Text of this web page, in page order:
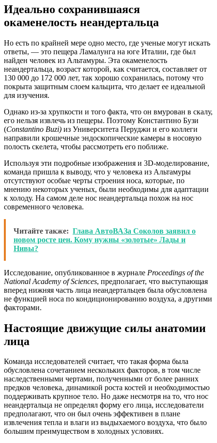
Идеально сохранившаяся
окаменелость неандертальца
Но есть по крайней мере одно место, где ученые могут искать
ответы, — это пещера Ламалунга на юге Италии, где был
найден человек из Альтамуры. Эта окаменелость
неандертальца, возраст которой, как считается, составляет от
130 000 до 172 000 лет, так хорошо сохранилась, потому что
покрыта защитным слоем кальцита, что делает ее идеальной
для изучения.
Однако из-за хрупкости и того факта, что он вмурован в скалу,
его нельзя извлечь из пещеры. Поэтому Константино Бузи
(Constantino Buzi) из Университета Перуджи и его коллеги
направили крошечные эндоскопические камеры в носовую
полость скелета, чтобы рассмотреть его поближе.
Используя эти подробные изображения и 3D-моделирование,
команда пришла к выводу, что у человека из Альтамуры
отсутствуют особые черты строения носа, которые, по
мнению некоторых ученых, были необходимы для адаптации
к холоду. На самом деле нос неандертальца похож на нос
современного человека.
Читайте также: Глава АвтоВАЗа Соколов заявил о
новом росте цен. Кому нужны «золотые» Лады и
Нивы?
Исследование, опубликованное в журнале Proceedings of the
National Academy of Sciences, предполагает, что выступающая
вперед нижняя часть лица неандертальцев была обусловлена
не функцией носа по кондиционированию воздуха, а другими
факторами.
Настоящие движущие силы анатомии
лица
Команда исследователей считает, что такая форма была
обусловлена сочетанием нескольких факторов, в том числе
наследственными чертами, полученными от более ранних
предков человека, динамикой роста костей и необходимостью
поддерживать крупное тело. Но даже несмотря на то, что нос
неандертальца не определял форму его лица, исследователи
предполагают, что он был очень эффективен в плане
извлечения тепла и влаги из выдыхаемого воздуха, что было
большим преимуществом в холодных условиях.